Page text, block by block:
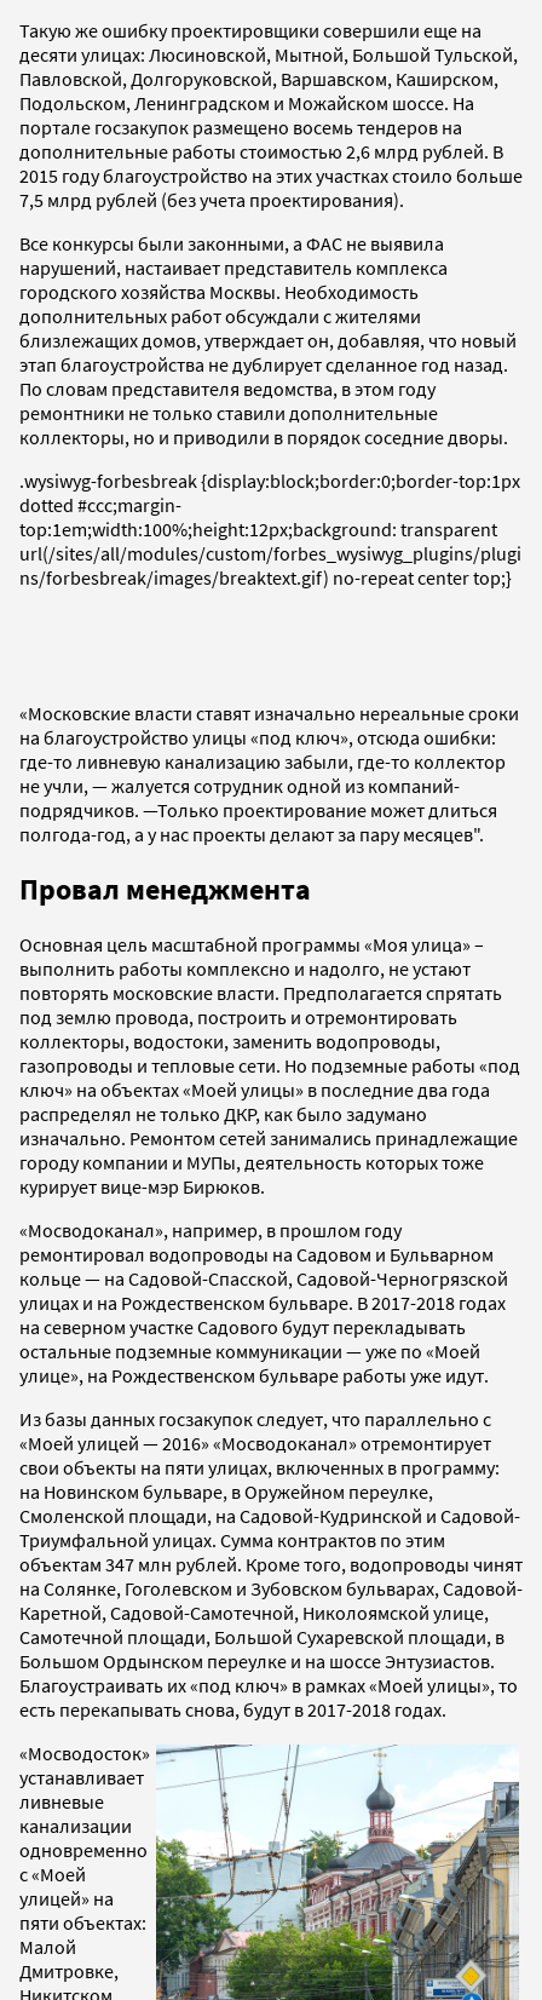
Такую же ошибкупроектировщики совершили еще на
десяти улицах: Люсиновской, Мытной, Большой Тульской,
Павловской, Долгоруковской, Варшавском, Каширском,
Подольском, Ленинградском и Можайском шоссе. На
портале госзакупок размещено восемь тендеров на
дополнительные работы стоимостью 2,6 млрд рублей. В
2015 году благоустройство на этих участках стоило больше
7,5 млрд рублей (без учета проектирования).
Все конкурсы были законными, а ФАС не выявила
нарушений, настаивает представитель комплекса
городского хозяйства Москвы. Необходимость
дополнительных работ обсуждали с жителями
близлежащих домов, утверждает он, добавляя, что новый
этап благоустройства не дублирует сделанное год назад.
По словам представителя ведомства, в этом году
ремонтники не только ставили дополнительные
коллекторы, но и приводили в порядок соседние дворы.
.wysiwyg-forbesbreak {display:block;border:0;border-top:1px
dotted #ccc;margin-
top:1em;width:100%;height:12px;background: transparent
url(/sites/all/modules/custom/forbes_wysiwyg_plugins/plugi
ns/forbesbreak/images/breaktext.gif) no-repeat center top;}
«Московские власти ставят изначально нереальные сроки
на благоустройство улицы «под ключ», отсюда ошибки:
где-то ливневую канализацию забыли, где-то коллектор
не учли, — жалуется сотрудник одной из компаний-
подрядчиков. —Только проектирование может длиться
полгода-год, а у нас проекты делают за пару месяцев".
Провал менеджмента
Основная цель масштабной программы «Моя улица» –
выполнить работы комплексно и надолго, не устают
повторять московские власти. Предполагается спрятать
под землю провода, построить и отремонтировать
коллекторы, водостоки, заменить водопроводы,
газопроводы и тепловые сети. Но подземные работы «под
ключ» на объектах «Моей улицы» в последние два года
распределял не только ДКР, как было задумано
изначально. Ремонтом сетей занимались принадлежащие
городу компании и МУПы, деятельность которых тоже
курирует вице-мэр Бирюков.
«Мосводоканал», например, в прошлом году
ремонтировал водопроводы на Садовом и Бульварном
кольце — на Садовой-Спасской, Садовой-Черногрязской
улицах и на Рождественском бульваре. В 2017-2018 годах
на северном участке Садового будут перекладывать
остальные подземные коммуникации — уже по «Моей
улице», на Рождественском бульваре работы уже идут.
Из базы данных госзакупок следует, что параллельно с
«Моей улицей — 2016» «Мосводоканал» отремонтирует
свои объекты на пяти улицах, включенных в программу:
на Новинском бульваре, в Оружейном переулке,
Смоленской площади, на Садовой-Кудринской и Садовой-
Триумфальной улицах. Сумма контрактов по этим
объектам 347 млн рублей. Кроме того, водопроводы чинят
на Солянке, Гоголевском и Зубовском бульварах, Садовой-
Каретной, Садовой-Самотечной, Николоямской улице,
Самотечной площади, Большой Сухаревской площади, в
Большом Ордынском переулке и на шоссе Энтузиастов.
Благоустраивать их «под ключ» в рамках «Моей улицы», то
есть перекапывать снова, будут в 2017-2018 годах.
«Мосводосток»
устанавливает
ливневые
канализации
одновременно
с «Моей
улицей» на
пяти объектах:
Малой
Дмитровке,
Никитском,